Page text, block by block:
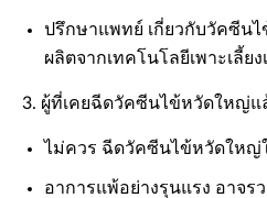
ปรึกษาแพทย์ เกี่ยวกับวัคซีน
ผลิตจากเทคโนโลยีเพาะเลี้ย
3. ผู้ที่เคยฉีดวัคซีนไข้หวัดใหญ่แ
ไม่ควร ฉีดวัคซีนไข้หวัดใหญ่
อาการแพ้อย่างรุนแรง อาจร